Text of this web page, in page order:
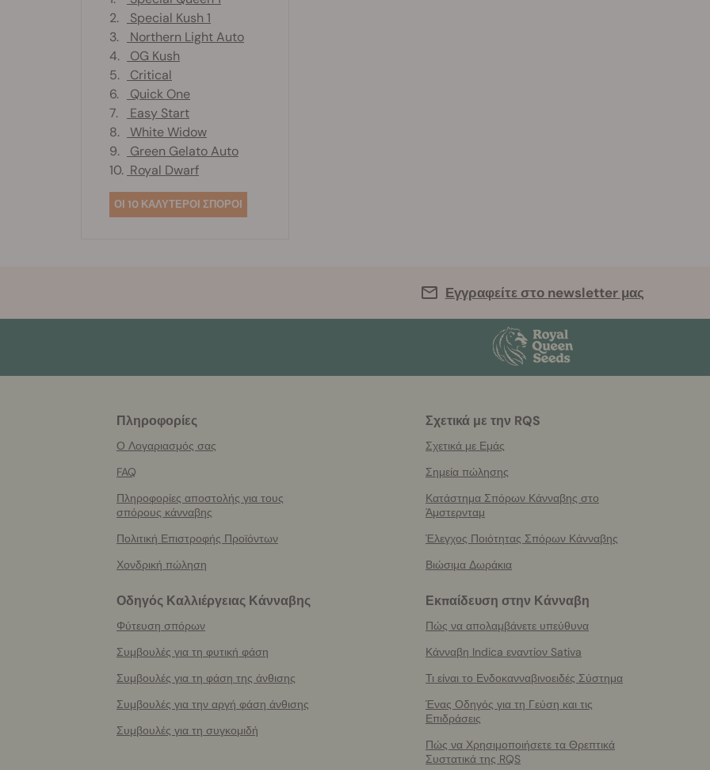
2.
Special Kush 1
3.
Northern Light Auto
4.
OG Kush
5.
Critical
6.
Quick One
7.
Easy Start
8.
White Widow
9.
Green Gelato Auto
10. Royal Dwarf
ΟΙ 10 ΚΑΛΥΤΕΡΟΙ ΣΠΟΡΟΙ
Εγγραφείτε στο newsletter μας
Πληροφορίες
Ο Λογαριασμός σας
FAQ
Πληροφορίες αποστολής για τους
σπόρους κάνναβης
Πολιτική Επιστροφής Προϊόντων
Χονδρική πώληση
Σχετικά με την RQS
Σχετικά με Εμάς
Σημεία πώλησης
Κατάστημα Σπόρων Κάνναβης στο
Άμστερνταμ
Έλεγχος Ποιότητας Σπόρων Κάνναβης
Βιώσιμα Δωράκια
Οδηγός Καλλιέργειας Κάνναβης
Φύτευση σπόρων
Συμβουλές για τη φυτική φάση
Συμβουλές για τη φάση της άνθισης
Συμβουλές για την αργή φάση άνθισης
Συμβουλές για τη συγκομιδή
Εκπαίδευση στην Κάνναβη
Πώς να απολαμβάνετε υπεύθυνα
Κάνναβη Indica εναντίον Sativa
Τι είναι το Ενδοκανναβινοειδές Σύστημα
Ένας Οδηγός για τη Γεύση και τις
Επιδράσεις
Πώς να Χρησιμοποιήσετε τα Θρεπτικά
Συστατικά της RQS